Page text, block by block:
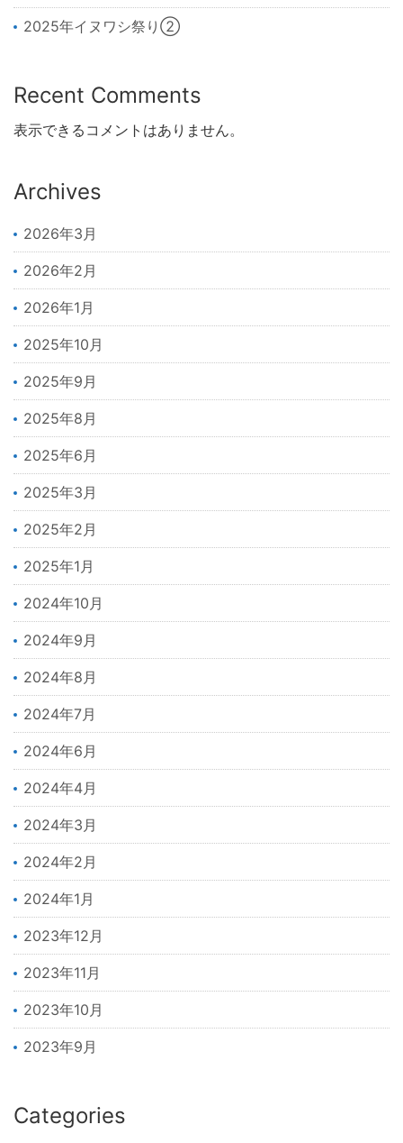
2025年イヌワシ祭り②
Recent Comments
表示できるコメントはありません。
Archives
2026年3月
2026年2月
2026年1月
2025年10月
2025年9月
2025年8月
2025年6月
2025年3月
2025年2月
2025年1月
2024年10月
2024年9月
2024年8月
2024年7月
2024年6月
2024年4月
2024年3月
2024年2月
2024年1月
2023年12月
2023年11月
2023年10月
2023年9月
Categories